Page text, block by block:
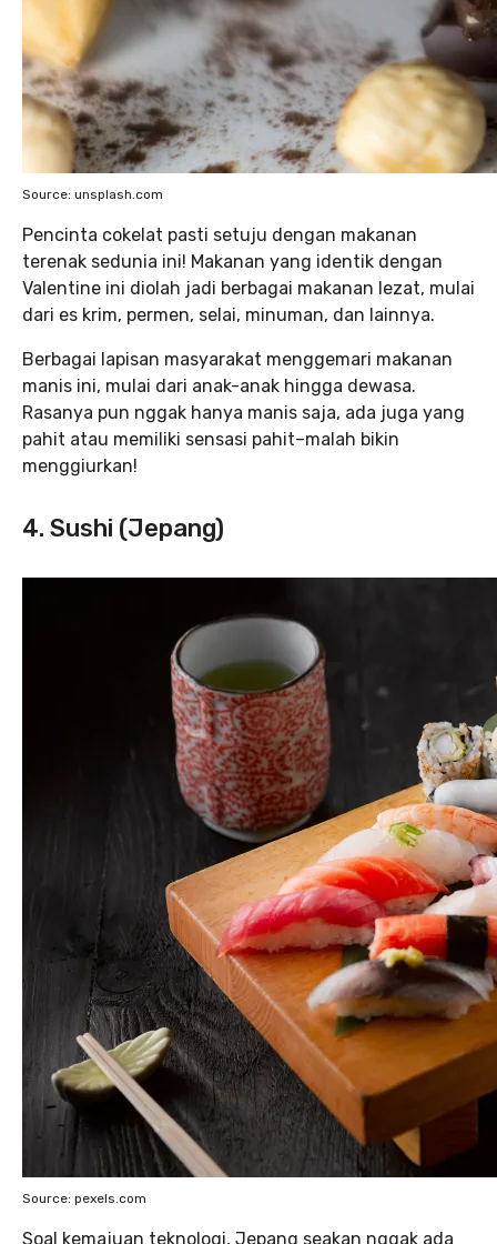
Source: unsplash.com
Pencinta cokelat pasti setuju dengan makanan
terenak sedunia ini! Makanan yang identik dengan
Valentine ini diolah jadi berbagai makanan lezat, mulai
dari es krim, permen, selai, minuman, dan lainnya.
Berbagai lapisan masyarakat menggemari makanan
manis ini, mulai dari anak-anak hingga dewasa.
Rasanya pun nggak hanya manis saja, ada juga yang
pahit atau memiliki sensasi pahit–malah bikin
menggiurkan!
4. Sushi (Jepang)
Source: pexels.com
Soal kemajuan teknologi, Jepang seakan nggak ada